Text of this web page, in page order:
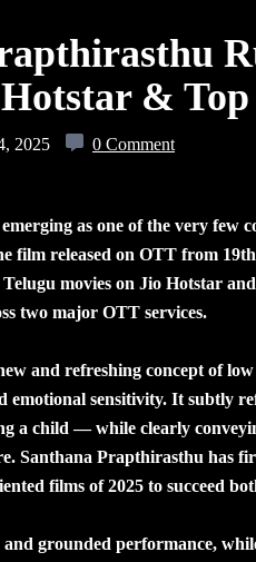
&
2025 0 Comment
as one of the very few
film released on OTT from
movies on Jio Hotstar
two major OTT services.
and refreshing concept of
sensitivity. It subtly
a child — while clearly
Santhana Prapthirasthu has
films of 2025 to succeed
grounded performance,